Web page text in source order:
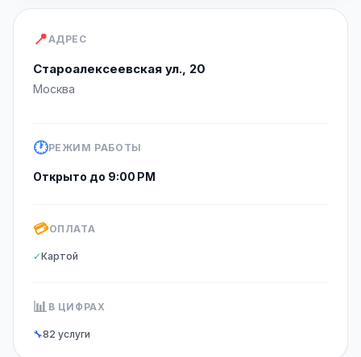
📍АДРЕС
Староалексеевская ул., 20
Москва
🕐РЕЖИМ РАБОТЫ
Открыто до 9:00 PM
💳ОПЛАТА
✓Картой
📊 В ЦИФРАХ
🔧82 услуги